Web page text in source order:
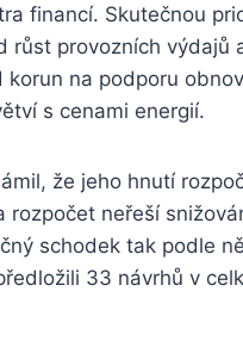
financí. Skutečnou
provozních výdajů
na podporu
s cenami energií.
že jeho hnutí
neřeší
schodek tak podle
33 návrhů v